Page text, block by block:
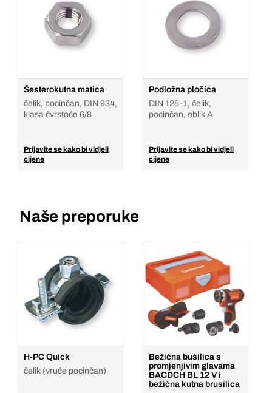
Šesterokutna matica
čelik, pocinčan, DIN 934,
klasa čvrstoće 6/8
Prijavite se kako bi vidjeli
cijene
Podložna pločica
DIN 125-1, čelik,
pocinčan, oblik A
Prijavite se kako bi vidjeli
cijene
Naše preporuke
H-PC Quick
čelik (vruće pocinčan)
Bežična bušilica s
promjenjivim glavama
BACDCH BL 12 V i
bežična kutna brusilica